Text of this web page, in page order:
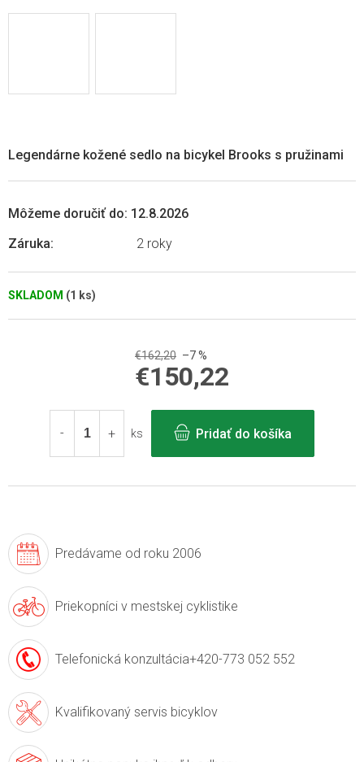
SKLADOM (1 ks)
Môžeme doručiť do: 12.8.2026
Záruka: 2 roky
Legendárne kožené sedlo na bicykel Brooks s pružinami
€162,20 –7 %
€150,22
cena:
ks
Pridať do košíka
Predávame od roku 2006
Priekopníci v mestskej cyklistike
Telefonická konzultácia+420-773 052 552
Kvalifikovaný servis bicyklov